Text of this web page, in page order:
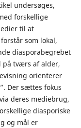
undersøges,
forskellige
til at
som lokal,
diasporabegrebet
på tværs af alder,
orienterer
Der sættes fokus
deres mediebrug,
diasporiske
og mål er